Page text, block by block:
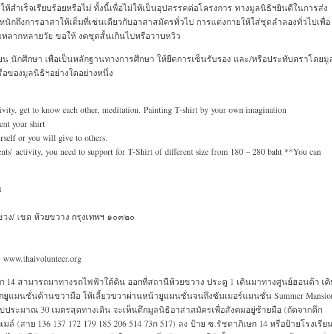
ำเร็จเรียบร้อยหรือไม่ ทั้งนี้เพื่อไม่ให้เป็นอุปสรรคต่อโครงการ ทางมูลนิธิฯยินดีในการส่ง
กถึงการอาสาให้เต็มที่เช่นเดียวกับอาสาสมัครทั่วไป การแต่งกายให้ใส่ชุดลำลองทั่วไปเพื่อ
ลากหลายวัย ขอให้ งดชุดสั้นเกินไปหรือวาบหวิว
นักศึกษา เพื่อเป็นหลักฐานทางการศึกษา ให้ยืดการเซ็นรับรอง และ/หรือประทับตราโดยมู
ของมูลนิธิฯอย่างใดอย่างหนึ่ง
get to know each other, meditation. Painting T-shirt by your own imagination
your shirt
or you will give to others.
activity, you need to support for T-Shirt of different size from 180 – 280 baht **You can
/ เขต ห้วยขวาง กรุงเทพฯ ๑๐๓๒๐
14 สามารถมาทางรถไฟฟ้าใต้ดิน ออกที่สถานีห้วยขวาง ประตู 1 เดินมาทางศูนย์ฮอนด้า เ
แมนชั่นด้านขวามือ ให้เลี้ยวขวาผ่านหน้ายูแมนชั่นจนถึงซัมเมอร์แมนชั่น Summer
ประมาณ 30 เมตรสุดทางเดิน จะเห็นตึกมูลนิธิอาสาสมัครเพื่อสังคมอยู่ซ้ายมือ (ถัดจากตึก
ล์ (สาย 136 137 172 179 185 206 514 73ก 517) ลง ป้าย ซ.รัชดาภิเษก 14 หรือป้ายโรงเรีย